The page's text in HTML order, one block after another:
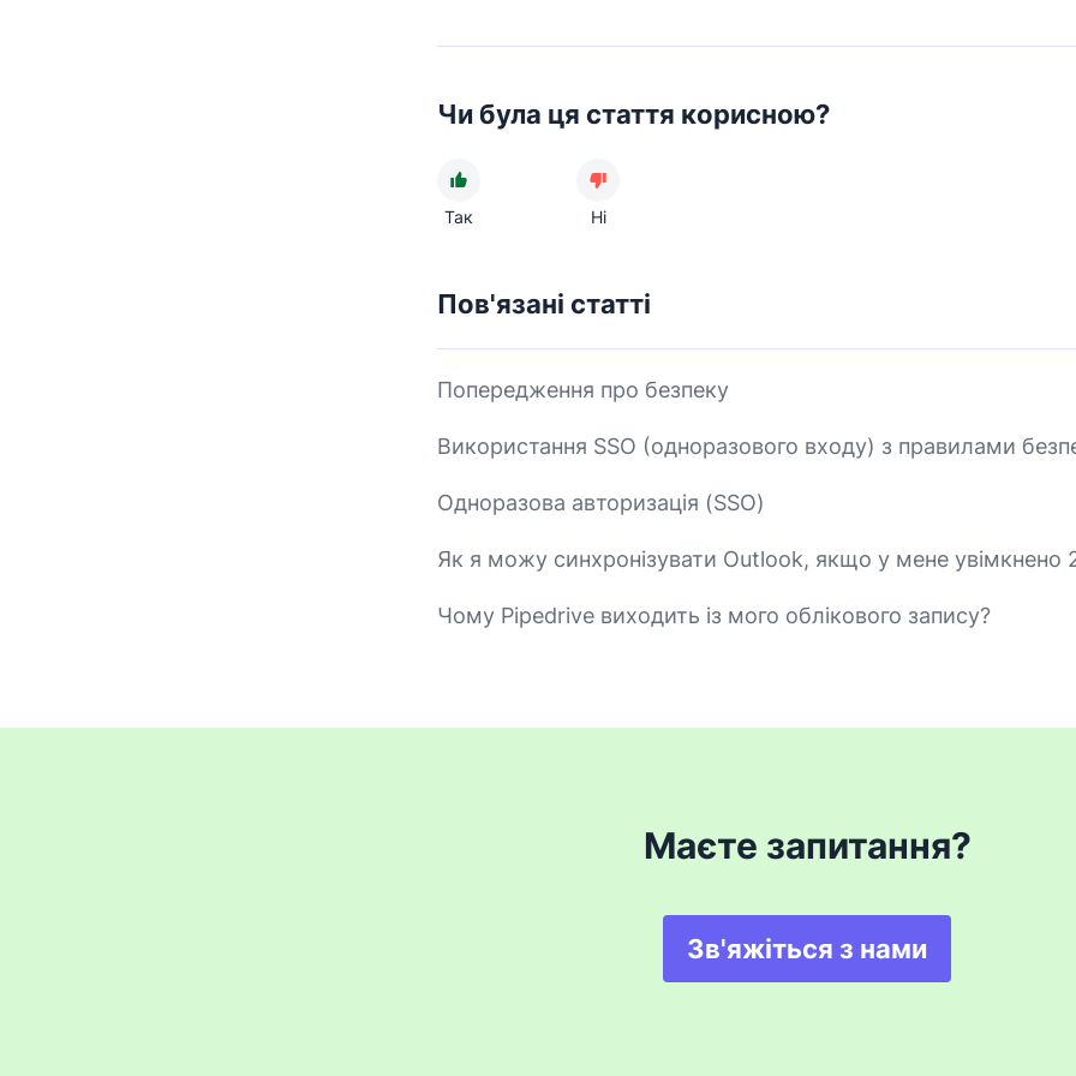
Чи була ця стаття корисною?
Так Ні
Пов'язані статті
Попередження про безпеку
Використання SSO (одноразового входу) з правилами
Одноразова авторизація (SSO)
Як я можу синхронізувати Outlook, якщо у мене увімкнено
Чому Pipedrive виходить із мого облікового запису?
Маєте запитання?
Зв'яжіться з нами